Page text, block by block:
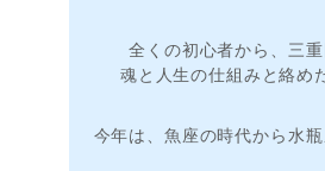
全くの初心者から、三
魂と人生の仕組みと絡め
今年は、魚座の時代から水